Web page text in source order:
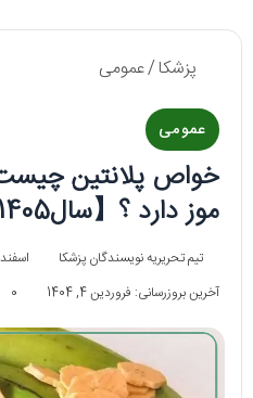
پزشکا/عمومی
عمومی
خواص پلانتین
موز دارد ؟【سال1405】❤️
تیم تحریریه نویسندگان پزشکا
اسفند 3, 1402
آخرین بروزرسانی: فروردین 4, 1404
0